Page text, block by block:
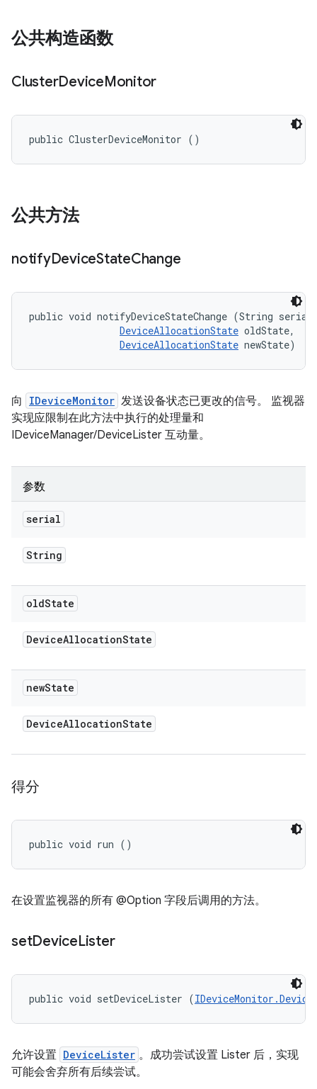
公共构造函数
ClusterDeviceMonitor
public ClusterDeviceMonitor ()
公共方法
notifyDeviceStateChange
public void notifyDeviceStateChange (String
DeviceAllocationState oldState,
DeviceAllocationState newState)
向 IDeviceMonitor 发送设备状态已更改的信号。 监视器
实现应限制在此方法中执行的处理量和
IDeviceManager/DeviceLister 互动量。
参数
serial
String
oldState
DeviceAllocationState
newState
DeviceAllocationState
得分
public void run ()
在设置监视器的所有 @Option 字段后调用的方法。
setDeviceLister
public void setDeviceLister (
允许设置 DeviceLister 。成功尝试设置 Lister 后，实现
可能会舍弃所有后续尝试。